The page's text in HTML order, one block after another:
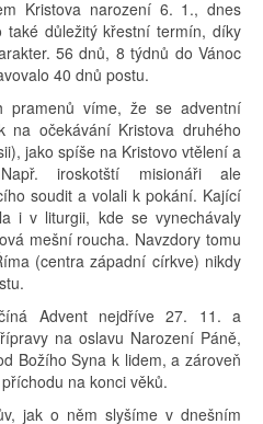
Kristova narození 6. 1., dnes
také důležitý křestní termín, díky
56 dnů, 8 týdnů do Vánoc
40 dnů postu.
pramenů víme, že se adventní
na očekávání Kristova druhého
jako spíše na Kristovo vtělení a
iroskotští misionáři ale
soudit a volali k pokání. Kající
i v liturgii, kde se vynechávaly
mešní roucha. Navzdory tomu
(centra západní církve) nikdy
Advent nejdříve 27. 11. a
na oslavu Narození Páně,
Božího Syna k lidem, a zároveň
na konci věků.
jak o něm slyšíme v dnešním